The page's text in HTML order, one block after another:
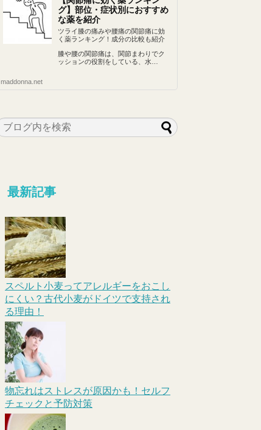
グ】部位・症状別におすすめ
な薬を紹介
ツライ膝の痛みや腰痛の関節痛に効
く薬ランキング！成分の比較も紹介
膝や腰の関節痛は、関節まわりでク
ッションの役割をしている、水…
maddonna.net
最新記事
スペルト小麦ってアレルギーをおこし
にくい？古代小麦がドイツで支持され
る理由！
物忘れはストレスが原因かも！セルフ
チェックと予防対策